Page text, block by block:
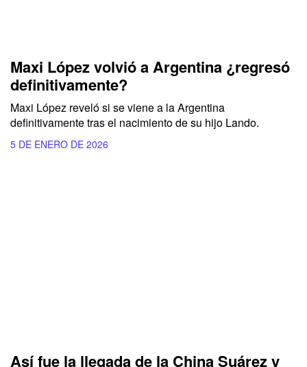
Maxi López volvió a Argentina ¿regresó
definitivamente?
Maxi López reveló si se viene a la Argentina
definitivamente tras el nacimiento de su hijo Lando.
5 DE ENERO DE 2026
Así fue la llegada de la China Suárez y